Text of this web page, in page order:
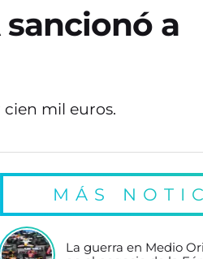
a
mil euros.
MÁS
La guerra en Medio